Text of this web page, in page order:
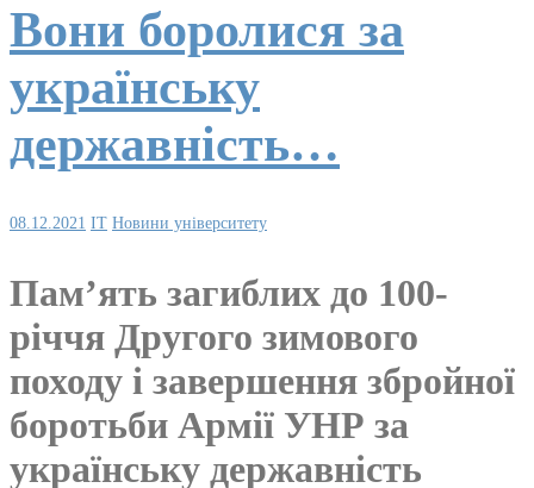
Вони боролися за
українську
державність…
08.12.2021 IT Новини університету
Пам’ять загиблих до 100-
річчя Другого зимового
походу і завершення збройної
боротьби Армії УНР за
українську державність